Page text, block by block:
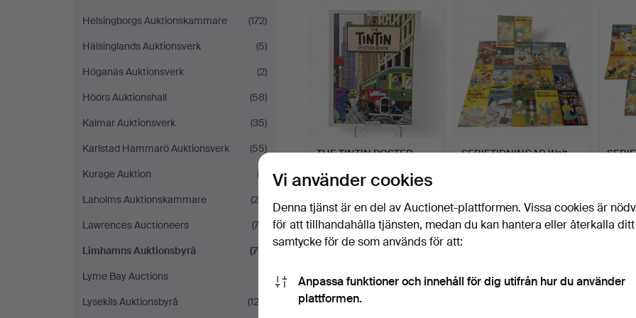
Helsingborgs Auktionskammare
(172)
Hälsinglands Auktionsverk
(5)
Höganäs Auktionsverk
(2)
Höörs Auktionshall
(58)
Kalmar Auktionsverk
(35)
Karlstad Hammarö Auktionsverk
(55)
Kurage Auktion
(2)
Laholms Auktionskammare
(28)
Lawrences Auctioneers
(73)
Limhamns Auktionsbyrå
(76)
Lyme Bay Auctions
Lysekils Auktionsbyrå
(123)
THE TINTIN POSTER
…
Klubbades 12 aug 2025
91 USD
SERIETIDNINGAR Walt
37 USD
Anka
58
Vi använder cookies
Denna tjänst är en del av Auctionet-plattformen. Vissa cookies är
för att tillhandahålla tjänsten, medan du kan hantera eller återkalla ditt
samtycke för de som används för att:
Anpassa funktioner och innehåll för dig utifrån hur du använder
plattformen.